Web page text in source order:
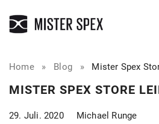
Home» Blog » Mister Spex
MISTER SPEX STORE
29. Juli. 2020 Michael Runge